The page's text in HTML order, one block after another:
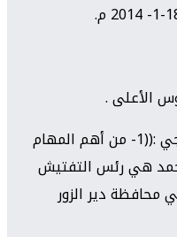
الأعلى .
ويقول القاضي تركي الجمعة الخفاجي :((1- من أهم المهام
هي رئس التفتيش
دير الزور